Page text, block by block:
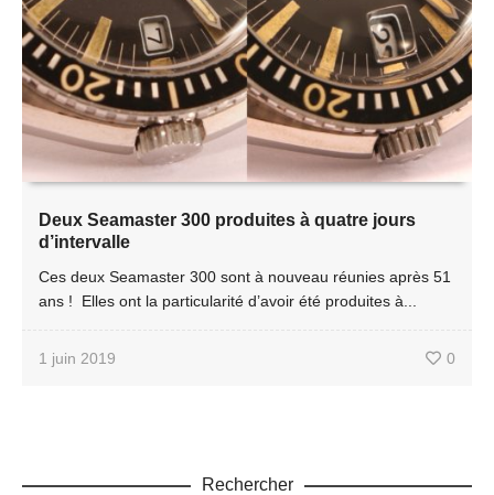
Deux Seamaster 300 produites à quatre jours
d’intervalle
Ces deux Seamaster 300 sont à nouveau réunies après 51
ans ! Elles ont la particularité d’avoir été produites à...
1 juin 2019 0
Rechercher